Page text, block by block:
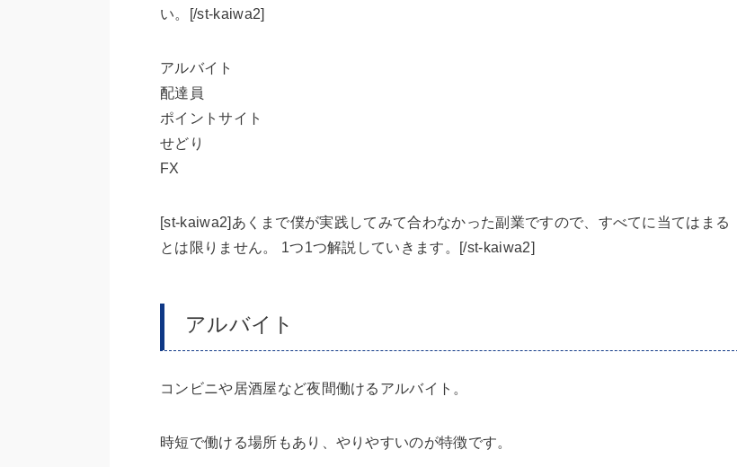
い。[/st-kaiwa2]
アルバイト
配達員
ポイントサイト
せどり
FX
[st-kaiwa2]あくまで僕が実践してみて合わなかった副業ですので、すべてに当てはまる
とは限りません。 1つ1つ解説していきます。[/st-kaiwa2]
アルバイト
コンビニや居酒屋など夜間働けるアルバイト。
時短で働ける場所もあり、やりやすいのが特徴です。